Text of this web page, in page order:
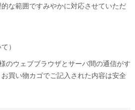
な範囲ですみやかに対応させていただ
）
のウェブブラウザとサーバ間の通信がす
買い物カゴでご記入された内容は安全